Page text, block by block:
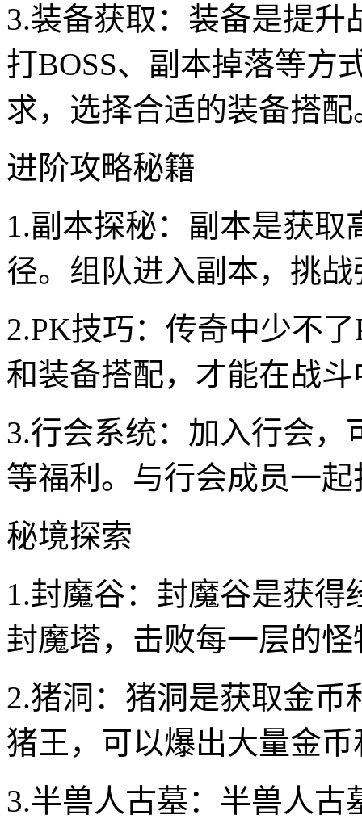
3.装备获取：装备是提
打BOSS、副本掉落等方
求，选择合适的装备搭配
进阶攻略秘籍
1.副本探秘：副本是获
径。组队进入副本，挑
2.PK技巧：传奇中少不
和装备搭配，才能在战
3.行会系统：加入行会
等福利。与行会成员一
秘境探索
1.封魔谷：封魔谷是获
封魔塔，击败每一层的
2.猪洞：猪洞是获取金
猪王，可以爆出大量金
3.半兽人古墓：半兽人